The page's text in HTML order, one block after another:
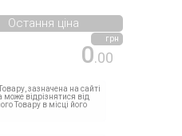
0.00
грн
Остання ціна
зазначена на сайті
може відрізнятися від
Товару в місці його